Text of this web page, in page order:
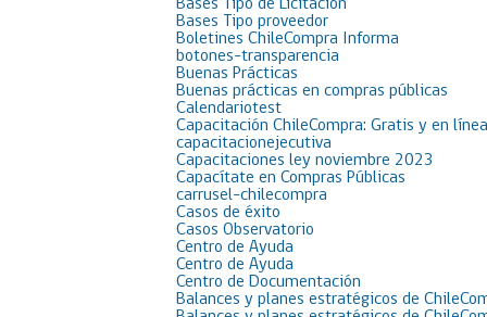
Bases Tipo de Licitación
Bases Tipo proveedor
Boletines ChileCompra Informa
botones-transparencia
Buenas Prácticas
Buenas prácticas en compras públicas
Calendariotest
Capacitación ChileCompra: Gratis y en línea
capacitacionejecutiva
Capacitaciones ley noviembre 2023
Capacítate en Compras Públicas
carrusel-chilecompra
Casos de éxito
Casos Observatorio
Centro de Ayuda
Centro de Ayuda
Centro de Documentación
Balances y planes estratégicos de